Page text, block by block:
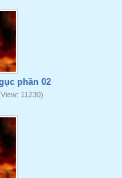
phần 02
11230)